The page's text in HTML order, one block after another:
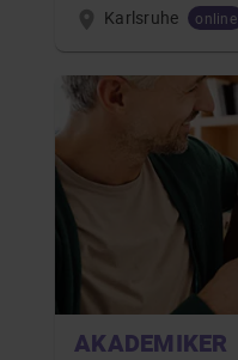
Karlsruhe
online
AKADEMIKER